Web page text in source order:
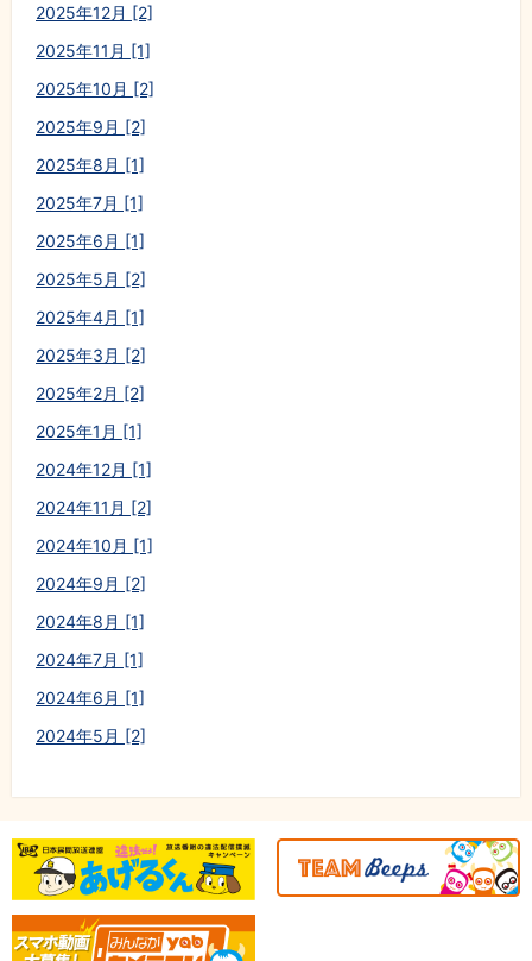
2025年12月 [2]
2025年11月 [1]
2025年10月 [2]
2025年9月 [2]
2025年8月 [1]
2025年7月 [1]
2025年6月 [1]
2025年5月 [2]
2025年4月 [1]
2025年3月 [2]
2025年2月 [2]
2025年1月 [1]
2024年12月 [1]
2024年11月 [2]
2024年10月 [1]
2024年9月 [2]
2024年8月 [1]
2024年7月 [1]
2024年6月 [1]
2024年5月 [2]